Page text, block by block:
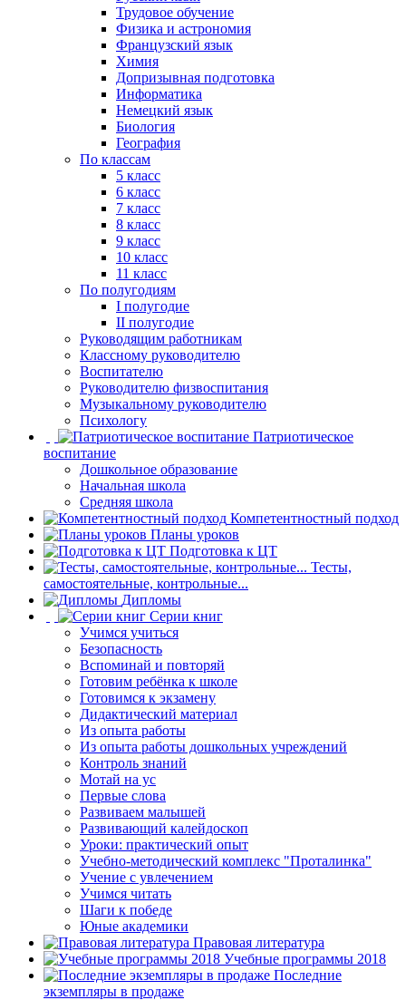
Трудовое обучение
Физика и астрономия
Французский язык
Химия
Допризывная подготовка
Информатика
Немецкий язык
Биология
География
По классам
5 класс
6 класс
7 класс
8 класс
9 класс
10 класс
11 класс
По полугодиям
I полугодие
II полугодие
Руководящим работникам
Классному руководителю
Воспитателю
Руководителю физвоспитания
Музыкальному руководителю
Психологу
Патриотическое
воспитание
Дошкольное образование
Начальная школа
Средняя школа
Компетентностный подход
Планы уроков
Подготовка к ЦТ
Тесты,
самостоятельные, контрольные...
Дипломы
Серии книг
Учимся учиться
Безопасность
Вспоминай и повторяй
Готовим ребёнка к школе
Готовимся к экзамену
Дидактический материал
Из опыта работы
Из опыта работы дошкольных учреждений
Контроль знаний
Мотай на ус
Первые слова
Развиваем малышей
Развивающий калейдоскоп
Уроки: практический опыт
Учебно-методический комплекс "Проталинка"
Учение с увлечением
Учимся читать
Шаги к победе
Юные академики
Правовая литература
Учебные программы 2018
Последние
экземпляры в продаже